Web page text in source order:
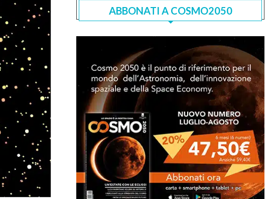
ABBONATI A COSMO2050